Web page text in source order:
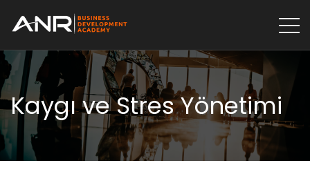
Kaygı ve Stres Yönetimi